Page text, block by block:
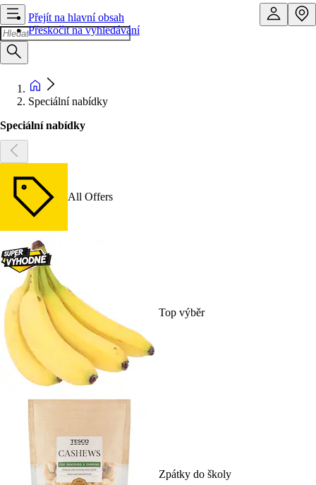
Přejít na hlavní obsah
Přeskočit na vyhledávání
Speciální nabídky
Speciální nabídky
All Offers
Top výběr
Zpátky do školy